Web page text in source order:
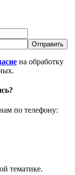
на обработку
по телефону:
тематике.